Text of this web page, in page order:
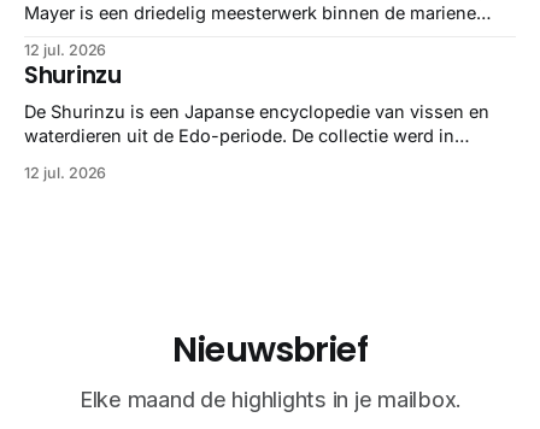
Mayer is een driedelig meesterwerk binnen de mariene
gedetailleerd overzicht van kwallensoorten en hun
taxonomie. Het boek staat bekend om de combinatie van
strikte wetenschap met prachtige, handgetekende
illustraties en kleurendrukplaten van Mayer zelf.
12 jul. 2026
Shurinzu
De Shurinzu is een Japanse encyclopedie van vissen en
waterdieren uit de Edo-periode. De collectie werd in
bekend om verfijnde technieken en bijna driedimensionale
12 jul. 2026
Nieuwsbrief
Elke maand de highlights in je mailbox.